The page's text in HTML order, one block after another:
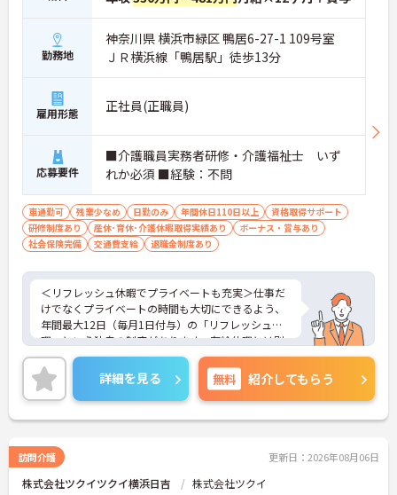
られる環境です。
・在籍期間の長い職員が多数活躍中 ・安定した法人
運営で将来も安心 ・腰を据えてキャリア形成が可能
→ 「長く働きたい」という方に選ばれている職場で
――――――――――――――― ■ チームワーク抜群の職場環境 ―――――――――――――――
職種や部署を問わず、お互いに支え合う風土があり
・スタッフ同士の連携を大切にしている ・困った時
も相談しやすい雰囲気 ・職種の垣根を越えた協力体
制
→ 一人で抱え込まず、みんなで支え合える環境です
♪
――――――――――――――― ■ 自分のペースで成長できる♪ ―――――――――――――――
ます。
・段階的に学べる研修・指導体制 ・未経験者やブラ
ンクのある方も安心 ・知識や技術を無理なく習得可
能
→ 着実にスキルアップを目指せる環境です！
――――――――――――――― ■ 安心スタートを応援します！ ―――――――――――――――
新しく入職される方が安心して働けるようサポート
体制を整えています。
・丁寧なフォロー体制あり ・職場に馴染めるよう周
→ 新しい環境への一歩をしっかり後押ししてくれま
す♪
勤務地
神奈川県 横浜市緑区 鴨居6-27-1 109号室
ＪＲ横浜線「鴨居駅」徒歩13分
雇用形態 正社員(正職員)
応募要件
■介護職員実務者研修・介護福祉士 いず
れか必須 ■経験：不問
車通勤可 残業少なめ 日勤のみ 年間休日110日以上
資格取得サポート
研修制度あり
産休･育休･介護休暇取得実績あり
ボーナス・賞与あり
社会保険完備
交通費支給 退職金制度あり
＜リフレッシュ休暇でプライベートも充実＞仕事だ
けでなくプライベートの時間も大切にできるよう、
年間最大12日（毎月1日付与）の「リフレッシュ休
暇」という独自の制度があります。有給休暇とは別
に付与されるため、これらを組み合わせて連休を取
得し、旅行や趣味を楽しむスタッフも多くいます。
また、残業は月平均10時間程度と少なめで、夜勤も
ないため、生活リズムを整えやすく、無理なく長く
働き続けられる環境です。
プロへ＞サービス提供責任者として、お客様が望む
生活を実現するためにケアプランを調整し、ヘルパ
ーへの指示や連携を行う重要なポジションです。業
詳細を見る 無料 紹介してもらう
訪問介護 更新日：2026年08月06日
株式会社ツクイツクイ横浜日吉 株式会社ツクイ